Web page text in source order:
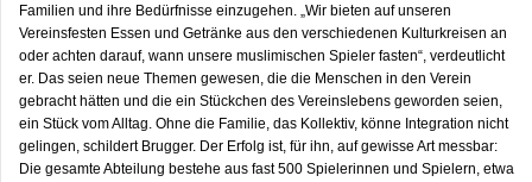
Familien und ihre Bedürfnisse einzugehen. „Wir bieten auf unseren
Vereinsfesten Essen und Getränke aus den verschiedenen Kulturkreisen an
oder achten darauf, wann unsere muslimischen Spieler fasten“, verdeutlicht
er. Das seien neue Themen gewesen, die die Menschen in den Verein
gebracht hätten und die ein Stückchen des Vereinslebens geworden seien,
ein Stück vom Alltag. Ohne die Familie, das Kollektiv, könne Integration nicht
gelingen, schildert Brugger. Der Erfolg ist, für ihn, auf gewisse Art messbar:
Die gesamte Abteilung bestehe aus fast 500 Spielerinnen und Spielern, etwa